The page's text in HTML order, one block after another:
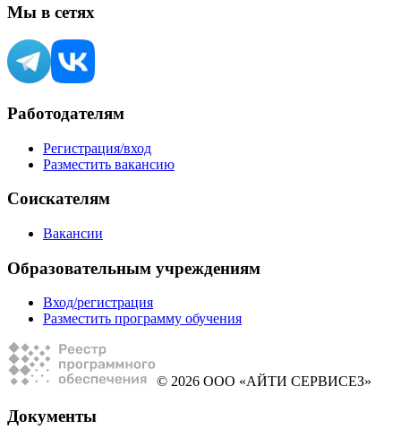
Мы в сетях
Работодателям
Регистрация/вход
Разместить вакансию
Соискателям
Вакансии
Образовательным учреждениям
Вход/регистрация
Разместить программу обучения
© 2026 ООО «АЙТИ СЕРВИСЕЗ»
Документы